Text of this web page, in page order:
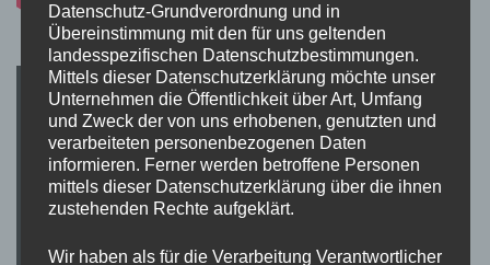
Datenschutz-Grundverordnung und in
Übereinstimmung mit den für uns geltenden
landesspezifischen Datenschutzbestimmungen.
Mittels dieser Datenschutzerklärung möchte unser
Unternehmen die Öffentlichkeit über Art, Umfang
und Zweck der von uns erhobenen, genutzten und
verarbeiteten personenbezogenen Daten
informieren. Ferner werden betroffene Personen
mittels dieser Datenschutzerklärung über die ihnen
zustehenden Rechte aufgeklärt.
Wir haben als für die Verarbeitung Verantwortlicher